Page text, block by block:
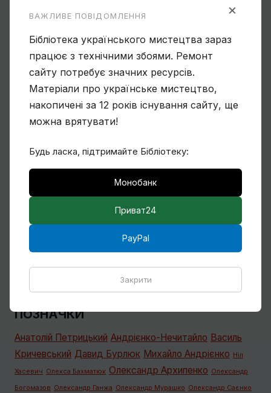
Чому Віктор Замирайло український
художник?
Михайла Сапожникова
Кілька слів про дружин і дітей Михайла
ПОЗНАЧКИ
Анатолій Петрицький Андрієнко-Нечитайло Василь
Кричевський Давид Бурлюк Михайло Андрієнко Ніл
Хасевич Олекса Бахматюк Олександр Архипенко Олександр
Богомазов Олександр Ганжа Олександр Мурашко Олександр Саєнко
×
ВАЖЛИВЕ ПОВІДОМЛЕННЯ
Бібліотека українського мистецтва зараз
працює з технічними збоями. Ремонт
сайту потребує значних ресурсів.
Матеріали про українське мистецтво,
накопичені за 12 років існування сайту, ще
можна врятувати!
Будь ласка, підтримайте Бібліотеку:
Монобанк
Приват24
PayPal
Закрити